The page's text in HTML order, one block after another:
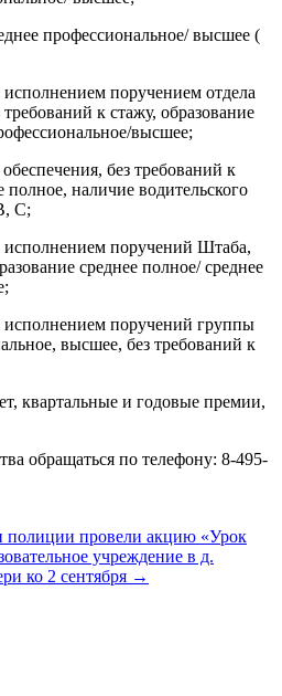
профессиональное/ высшее (
поручением отдела
к стажу, образование
высшее;
без требований к
полное, наличие водительского
С;
поручений Штаба,
среднее полное/ среднее
поручений группы
высшее, без требований к
квартальные и годовые премии,
обращаться по телефону: 8-495-
провели акцию «Урок
учреждение в д.
ко 2 сентября →